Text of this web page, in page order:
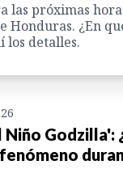
las próximas
Honduras. ¿En
los detalles.
Godzilla':